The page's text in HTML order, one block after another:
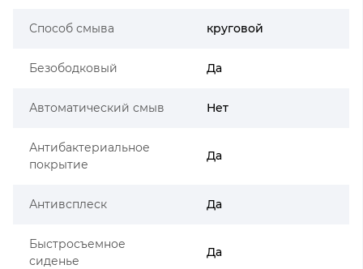
Способ смыва круговой
Безободковый Да
Автоматический смыв Нет
Антибактериальное
покрытие
Да
Антивсплеск Да
Быстросъемное
сиденье
Да